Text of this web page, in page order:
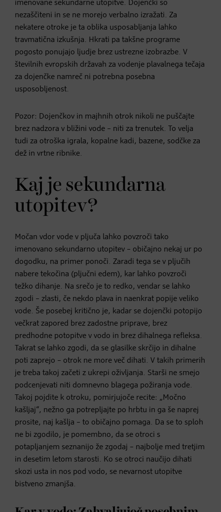
imenovane sekundarne utopitve. Dojenčki so
nezaščiteni in se ne morejo verbalno izražati. Za
nekatere otroke je ta oblika usposabljanja lahko
travmatična izkušnja. Hkrati pa takšne programe
pogosto ponujajo ljudje brez ustrezne izobrazbe. V
številnih evropskih državah za vodenje plavalnega tečaja
za dojenčke namreč ni potrebna posebna
usposobljenost.
Pozor: Dojenčkov in majhnih otrok nikoli ne puščajte
brez nadzora v bližini vode – niti za trenutek. To velja
tudi za otroška igrala, kopalne kadi, bazene, sodčke za
dež in vrtne ribnike.
Kaj je sekundarna
utopitev?
Močan vdor vode v pljuča lahko povzroči tako
imenovano sekundarno utopitev – običajno nekaj ur po
dogodku, na primer ponoči. Zaradi tega se v pljučih
nabere tekočina (pljučni edem), kar lahko povzroči
težko dihanje. Na srečo je to redko, vendar se lahko
zgodi – zlasti, če nekdo plava in naenkrat popije veliko
vode. Še posebej kritično je, kadar se dojenčki potopijo
večkrat zapored brez zadostne priprave, brez
predhodne potopitve v vodo in brez dihalnega refleksa.
Takrat se lahko zgodi, da se glasilke skrčijo in dihalne
poti zaprejo – otrok ne more več dihati. V takih primerih
je treba takoj začeti z ukrepi oživljanja. Starši ne smejo
podcenjevati niti domnevno blagega požiranja vode.
Takoj pojdite k otroku, pomirjujoče recite: „Močno
kašljaj“, nežno ga potrepljajte po hrbtu in ga še naprej
prosite, naj kašlja – to običajno pomaga. Da se to sploh
ne bi zgodilo, je pomembno, da se otroci s
potapljanjem seznanijo že zgodaj – najbolje med tretjim
in desetim letom starosti. Ko se otroci naučijo dihati
skozi usta in nos pod vodo, se nevarnost utopitve
bistveno zmanjša.